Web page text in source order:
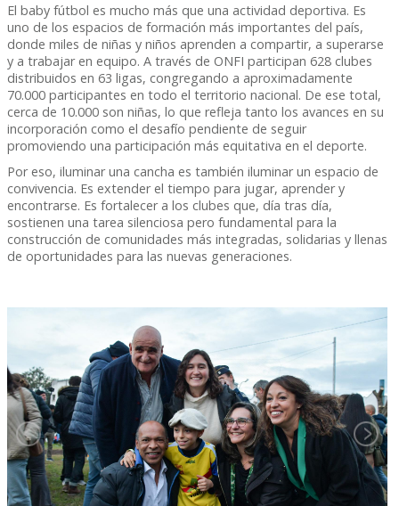
El baby fútbol es mucho más que una actividad deportiva. Es
uno de los espacios de formación más importantes del país,
donde miles de niñas y niños aprenden a compartir, a superarse
y a trabajar en equipo. A través de ONFI participan 628 clubes
distribuidos en 63 ligas, congregando a aproximadamente
70.000 participantes en todo el territorio nacional. De ese total,
cerca de 10.000 son niñas, lo que refleja tanto los avances en su
incorporación como el desafío pendiente de seguir
promoviendo una participación más equitativa en el deporte.
Por eso, iluminar una cancha es también iluminar un espacio de
convivencia. Es extender el tiempo para jugar, aprender y
encontrarse. Es fortalecer a los clubes que, día tras día,
sostienen una tarea silenciosa pero fundamental para la
construcción de comunidades más integradas, solidarias y llenas
de oportunidades para las nuevas generaciones.